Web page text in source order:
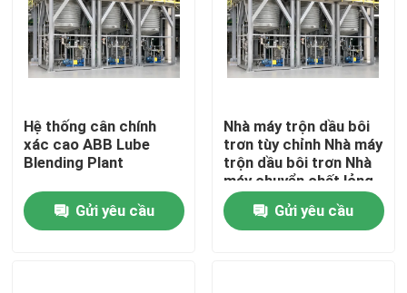
Hệ thống cân chính
xác cao ABB Lube
Blending Plant
Gửi yêu cầu
Nhà máy trộn dầu bôi
trơn tùy chỉnh Nhà máy
trộn dầu bôi trơn Nhà
máy chuyển chất lỏng
Gửi yêu cầu